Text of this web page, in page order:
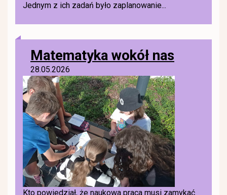
Jednym z ich zadań było zaplanowanie...
Matematyka wokół nas
28.05.2026
Kto powiedział, że naukowa praca musi zamykać